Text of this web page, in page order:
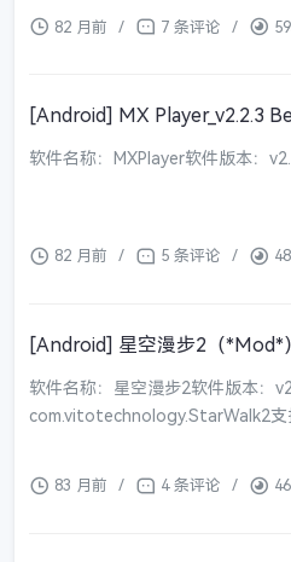
82 月前 / 7 条评论 /
[Android] MX Player_v2.2.3
软件名称：MXPlayer软件版本：
82 月前 / 5 条评论 /
[Android] 星空漫步2（*Mod*
软件名称：星空漫步2软件版本：
com.vitotechnology.StarWalk2
83 月前 / 4 条评论 /